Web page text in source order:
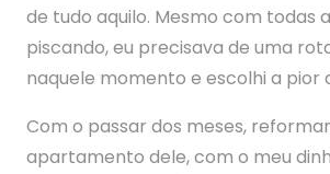
de tudo aquilo. Mesmo com todas
piscando, eu precisava de uma
naquele momento e escolhi a pior
Com o passar dos meses,
apartamento dele, com o meu